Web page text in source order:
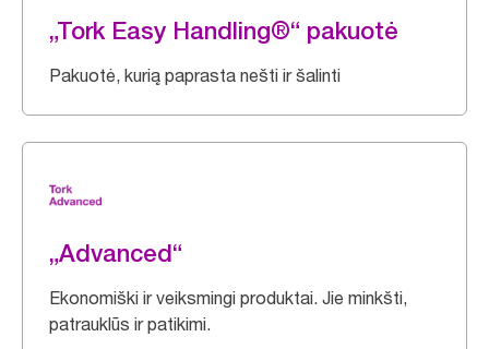
„Tork Easy Handling®“ pakuotė
Pakuotė, kurią paprasta nešti ir šalinti
„Advanced“
Ekonomiški ir veiksmingi produktai. Jie minkšti,
patrauklūs ir patikimi.